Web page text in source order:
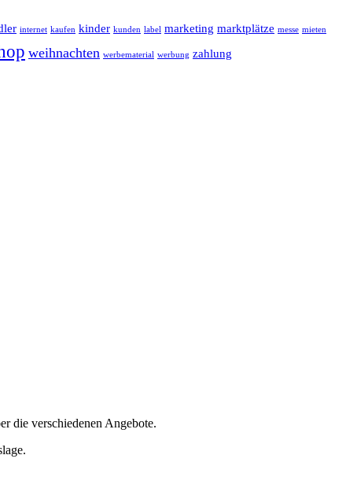
internet kaufen kinder kunden label marketing marktplätze messe mieten
weihnachten werbematerial werbung zahlung
die verschiedenen Angebote.